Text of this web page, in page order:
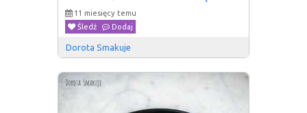
11 miesięcy temu
Śledź
Dodaj
Dorota Smakuje